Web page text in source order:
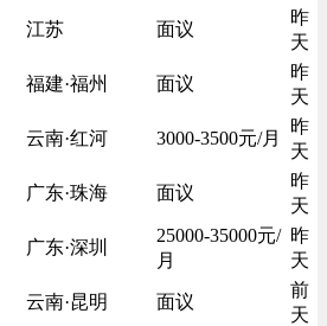
江苏 面议
昨
天
福建·福州 面议
昨
天
云南·红河 3000-3500元/月
昨
天
广东·珠海 面议
昨
天
广东·深圳
25000-35000元/
月
昨
天
云南·昆明 面议
前
天